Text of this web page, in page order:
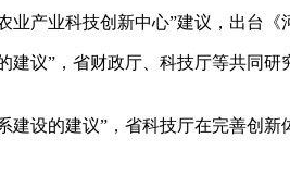
业科技创新中心”建议，出台《
议”，省财政厅、科技厅等共同研
的建议”，省科技厅在完善创新